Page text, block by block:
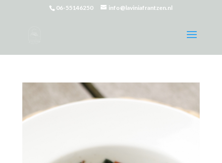
06-55146250 info@laviniafrantzen.nl